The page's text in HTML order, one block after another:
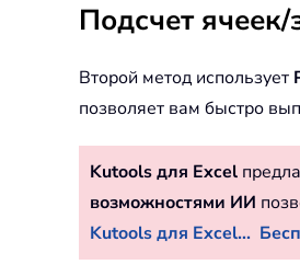
Подсчет
Второй метод использует
позволяет вам быстро
Kutools для Excel
возможностями ИИ
Kutools для Excel...